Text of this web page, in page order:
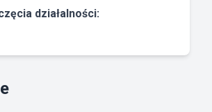
działalności: